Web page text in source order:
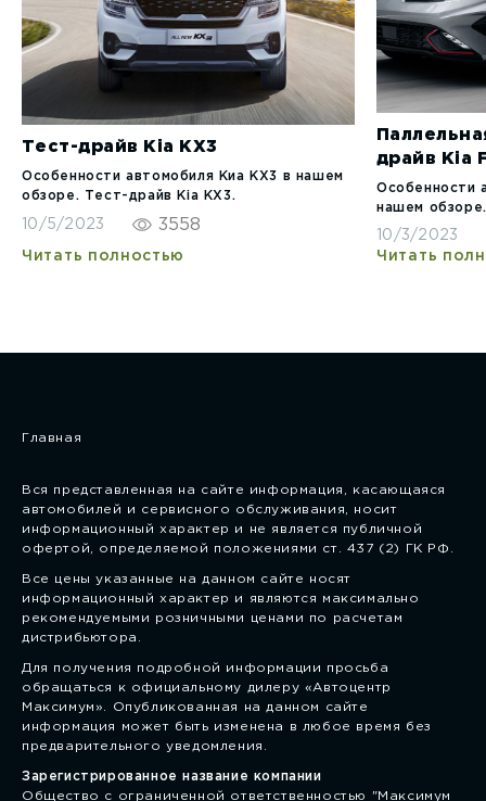
Тест-драйв Kia KX3
Особенности автомобиля Киа КХ3 в нашем
обзоре. Тест-драйв Kia KX3.
10/5/2023 3558
Читать полностью
драйв Kia
Особенности
нашем
10/3/2023
Читать
Главная
Вся представленная на сайте информация, касающаяся
автомобилей и сервисного обслуживания, носит
информационный характер и не является публичной
офертой, определяемой положениями ст. 437 (2) ГК РФ.
Все цены указанные на данном сайте носят
информационный характер и являются максимально
рекомендуемыми розничными ценами по расчетам
дистрибьютора.
Для получения подробной информации просьба
обращаться к официальному дилеру «Автоцентр
Максимум». Опубликованная на данном сайте
информация может быть изменена в любое время без
предварительного уведомления.
Зарегистрированное название компании
Общество с ограниченной ответственностью "Максимум